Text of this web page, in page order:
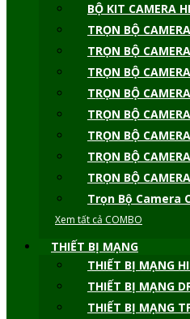
BỘ KIT CAMERA
TRỌN BỘ
TRỌN BỘ
TRỌN BỘ
TRỌN BỘ
TRỌN BỘ
TRỌN BỘ
TRỌN BỘ
TRỌN BỘ
Trọn Bộ Camera
Xem tất cả COMBO
THIẾT BỊ MẠNG
THIẾT BỊ MẠNG
THIẾT BỊ MẠNG
THIẾT BỊ MẠNG